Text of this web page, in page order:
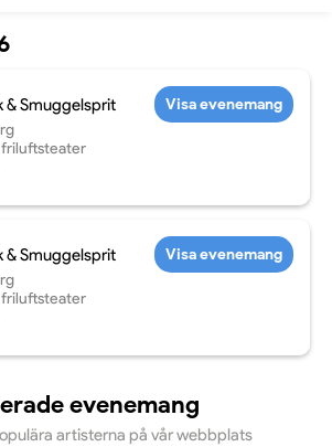
& Smuggelsprit
friluftsteater
Visa evenemang
& Smuggelsprit
friluftsteater
Visa evenemang
evenemang
artisterna på vår webbplats